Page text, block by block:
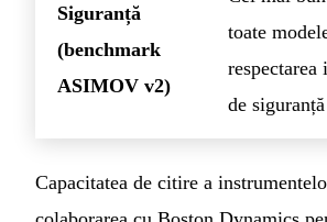
Siguranță
(benchmark
ASIMOV v2)
toate
de siguranță
Capacitatea de citire a